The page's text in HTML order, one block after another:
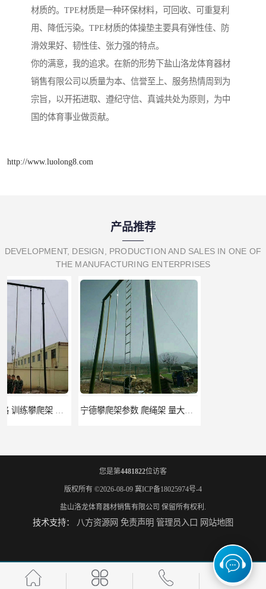
材质的。TPE材质是一种环保材料，可回收、可重复利
用、降低污染。TPE材质的体操垫主要具有弹性佳、防
滑效果好、韧性佳、张力强的特点。
你的满意，我的追求。在新的形势下盐山洛龙体育器材
销售有限公司以质量为本、信誉至上、服务热情周到为
宗旨，以开拓进取、遵纪守信、真诚共处为原则，为中
国的体育事业做贡献。
http://www.luolong8.com
产品推荐
DEVELOPMENT, DESIGN, PRODUCTION AND SALES IN ONE OF
THE MANUFACTURING ENTERPRISES
宁德攀爬架参数 爬绳架 量大优惠
大兴安岭攀爬架价格 爬绳爬杆架 欢迎咨询 南昌400米障碍器材生产厂家 400米障碍高板跳台
您是第4481822位访客
版权所有 ©2026-08-09 冀ICP备18025974号-4
盐山洛龙体育器材销售有限公司 保留所有权利.
技术支持： 八方资源网 免责声明 管理员入口 网站地图